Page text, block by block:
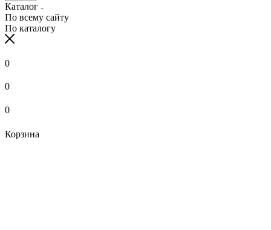
Каталог
По всему сайту
По каталогу
0
0
0
Корзина